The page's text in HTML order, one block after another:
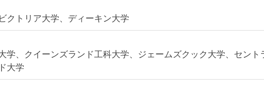
クトリア大学、ディーキン大学
学、クイーンズランド工科大学、ジェームズクック大学、セント
大学